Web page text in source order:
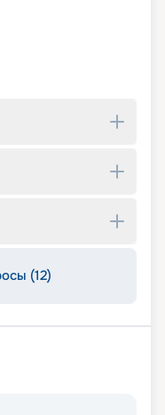
(12)